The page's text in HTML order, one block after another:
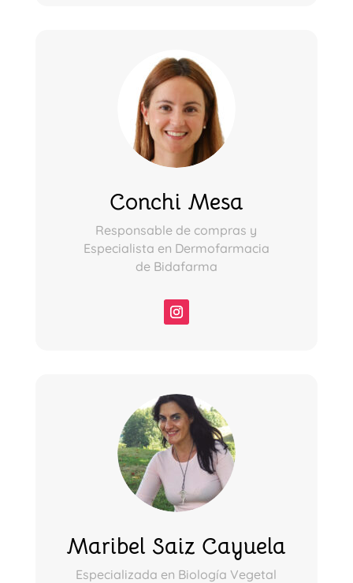
Conchi Mesa
Responsable de compras y
Especialista en Dermofarmacia
de Bidafarma
Maribel Saiz Cayuela
Especializada en Biología Vegetal